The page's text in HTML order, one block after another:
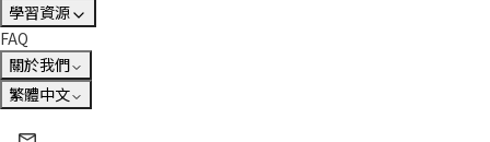
學習資源
FAQ
關於我們
繁體中文